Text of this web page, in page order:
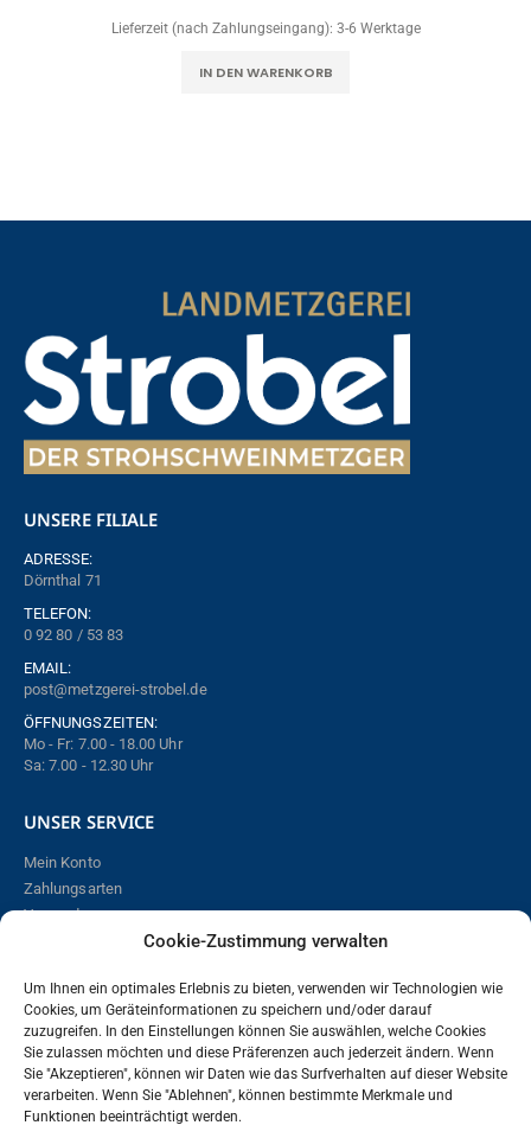
Cookie-Zustimmung verwalten
Um Ihnen ein optimales Erlebnis zu bieten, verwenden wir Technologien wie
Cookies, um Geräteinformationen zu speichern und/oder darauf
zuzugreifen. In den Einstellungen können Sie auswählen, welche Cookies
Sie zulassen möchten und diese Präferenzen auch jederzeit ändern. Wenn
Sie "Akzeptieren", können wir Daten wie das Surfverhalten auf dieser Website
verarbeiten. Wenn Sie "Ablehnen", können bestimmte Merkmale und
Funktionen beeinträchtigt werden.
Lieferzeit (nach Zahlungseingang): 3-6 Werktage
IN DEN WARENKORB
UNSERE FILIALE
ADRESSE:
Dörnthal 71
TELEFON:
0 92 80 / 53 83
EMAIL:
post@metzgerei-strobel.de
ÖFFNUNGSZEITEN:
Mo - Fr: 7.00 - 18.00 Uhr
Sa: 7.00 - 12.30 Uhr
UNSER SERVICE
Mein Konto
Zahlungsarten
Versand
Online bestellen – so funktioniert´s!
Vertrag widerrufen
RECHTLICHES